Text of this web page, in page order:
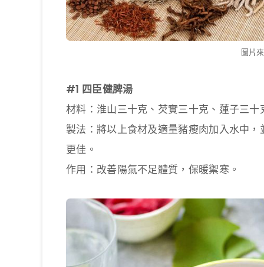
圖片
#1 四臣健脾湯
材料：淮山三十克、芡實三十克、蓮子三十
製法：將以上食材及適量豬瘦肉加入水中
更佳。
作用：改善陽氣不足體質，保暖禦寒。